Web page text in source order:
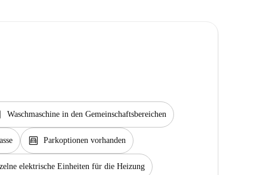
Waschmaschine in den Gemeinschaftsbereichen
garage Parkoptionen vorhanden
elektrische Einheiten für die Heizung